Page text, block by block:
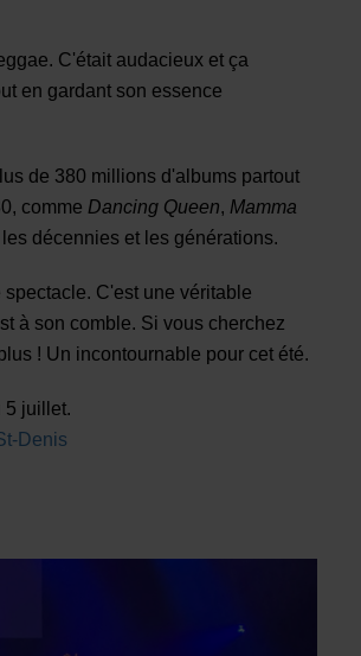
C'était audacieux et ça
en gardant son essence
de 380 millions d'albums partout
comme Dancing Queen, Mamma
décennies et les générations.
C'est une véritable
à son comble. Si vous cherchez
! Un incontournable pour cet été.
5 juillet.
Denis